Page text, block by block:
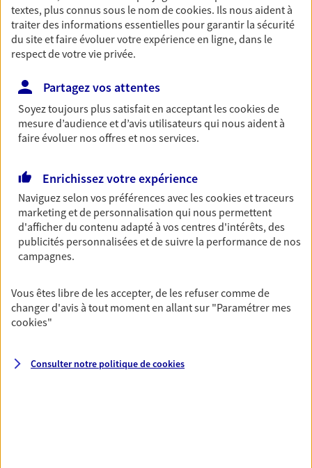
NOUS CONTACTER
Responsabilité civile
Entreprise
Nos contrats responsabilité civile entreprise vous
protègent si votre responsabilité civile et/ou celle
de votre entreprise est engagée : litige avec un
salarié, accident affectant un tiers…
Découvrir l'offre Responsabilité Civile Entreprise
DEMANDER UN DEVIS
Multirisque Professionnelle
continuité de votre activité, même en cas de
sinistre. Ce contrat inclut notamment une
protection juridique ainsi qu'une garantie
responsabilité civile professionnelle.
Découvrir l'offre Multirisque Professionnelle
textes, plus connus sous le nom decookies. Ils nous aident à
traiter des informations essentielles pour garantir la sécurité
du site et faire évoluer votre expérience en ligne, dans le
respect de votre vie privée.
Partagez vos attentes
Soyez toujours plus satisfait en acceptant lescookiesde
mesure d’audience et d’avis utilisateurs qui nous aident à
faire évoluer nos offres et nos services.
Enrichissez votre expérience
Naviguez selon vos préférences avec lescookies et traceurs
marketing et de personnalisation qui nous permettent
d'afficher du contenu adapté à vos centres d'intérêts, des
publicités personnalisées et de suivre la performance de nos
campagnes.
Vous êtes libre de les accepter, de les refuser comme de
changer d'avis à tout moment en allant sur "Paramétrer mes
cookies"
Consulter notre politique decookies